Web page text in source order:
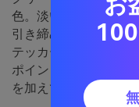
色。淡いグリーンが
引き締め役に。メニ
テッカーなどにぴっ
ポイント：淡色の温
を加えてみてください